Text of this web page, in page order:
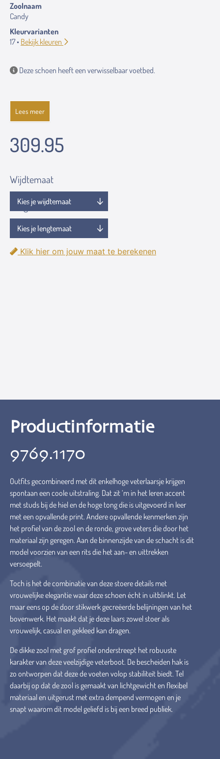
Zoolnaam
Candy
Kleurvarianten
17 • Bekijk kleuren
Deze schoen heeft een verwisselbaar voetbed.
Lees meer
309.95
Wijdtemaat
Lengtemaat
Klik hier om jouw maat te berekenen
Productinformatie
9769.1170
Outfits gecombineerd met dit enkelhoge veterlaarsje krijgen
spontaan een coole uitstraling. Dat zit ‘m in het leren accent
met studs bij de hiel en de hoge tong die is uitgevoerd in leer
met een opvallende print. Andere opvallende kenmerken zijn
het profiel van de zool en de ronde, grove veters die door het
materiaal zijn geregen. Aan de binnenzijde van de schacht is dit
model voorzien van een rits die het aan- en uittrekken
versoepelt.
Toch is het de combinatie van deze stoere details met
vrouwelijke elegantie waar deze schoen écht in uitblinkt. Let
maar eens op de door stikwerk gecreëerde belijningen van het
bovenwerk. Het maakt dat je deze laars zowel stoer als
vrouwelijk, casual en gekleed kan dragen.
De dikke zool met grof profiel onderstreept het robuuste
karakter van deze veelzijdige veterboot. De bescheiden hak is
zo ontworpen dat deze de voeten volop stabiliteit biedt. Tel
daarbij op dat de zool is gemaakt van lichtgewicht en flexibel
materiaal en uitgerust met extra dempend vermogen en je
snapt waarom dit model geliefd is bij een breed publiek.